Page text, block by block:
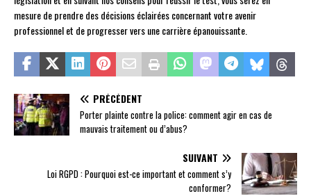
mesure de prendre des décisions éclairées concernant votre avenir
professionnel et de progresser vers une carrière épanouissante.
PRÉCÉDENT
Porter plainte contre la police: comment agir en cas de
mauvais traitement ou d’abus?
SUIVANT
Loi RGPD : Pourquoi est-ce important et comment s’y
conformer?